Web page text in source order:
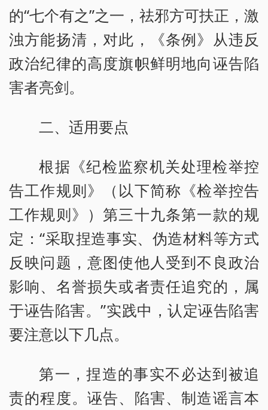
的“七个有之”之一，祛邪方可扶正，激
浊方能扬清，对此，《条例》从违反
政治纪律的高度旗帜鲜明地向诬告陷
害者亮剑。
二、适用要点
根据《纪检监察机关处理检举控
告工作规则》（以下简称《检举控告
工作规则》）第三十九条第一款的规
定：“采取捏造事实、伪造材料等方式
反映问题，意图使他人受到不良政治
影响、名誉损失或者责任追究的，属
于诬告陷害。”实践中，认定诬告陷害
要注意以下几点。
第一，捏造的事实不必达到被追
责的程度。诬告、陷害、制造谣言本